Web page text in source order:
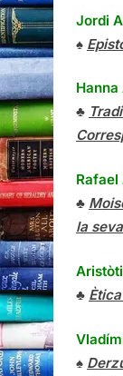
Jordi
♠
♣
♣
la
♣
♠